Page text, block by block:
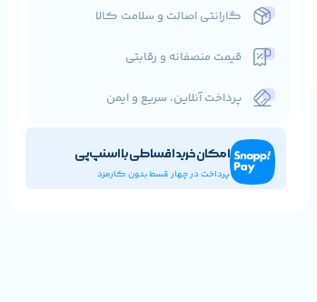
گارانتی اصالت و سلامت کالا
قیمت منصفانه و رقابتی
پرداخت آنلاین، سریع و ایمن
امکان خرید اقساطی با اسنپ‌پی
پرداخت در چهار قسط بدون کارمزد